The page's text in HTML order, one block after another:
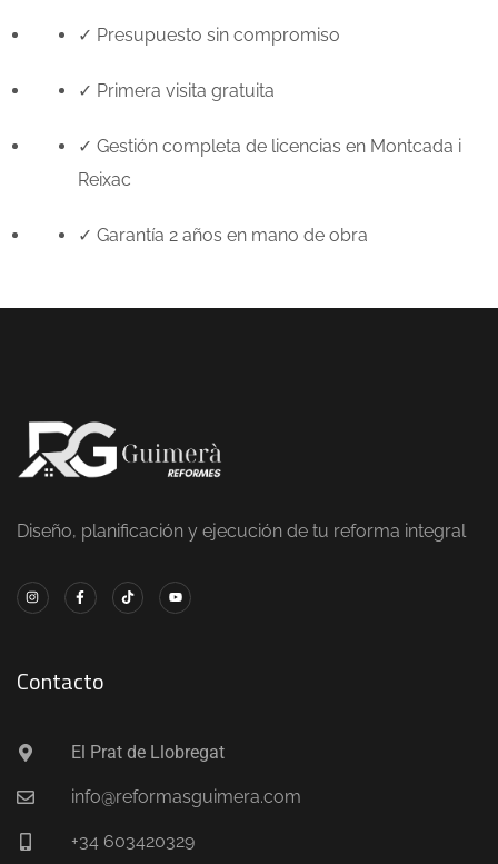
✓ Presupuesto sin compromiso
✓ Primera visita gratuita
✓ Gestión completa de licencias en Montcada i
Reixac
✓ Garantía 2 años en mano de obra
Diseño, planificación y ejecución de tu reforma integral
Contacto
El Prat de Llobregat
info@reformasguimera.com
+34 603420329